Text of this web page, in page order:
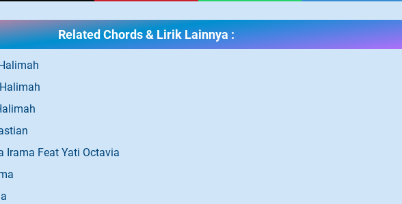
Related Chords & Lirik Lainnya :
Irama Feat Yati Octavia